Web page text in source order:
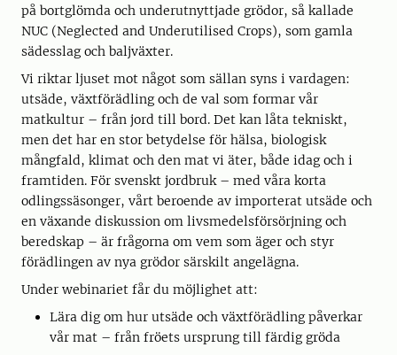
på bortglömda och underutnyttjade grödor, så kallade
NUC (Neglected and Underutilised Crops), som gamla
sädesslag och baljväxter.
Vi riktar ljuset mot något som sällan syns i vardagen:
utsäde, växtförädling och de val som formar vår
matkultur – från jord till bord. Det kan låta tekniskt,
men det har en stor betydelse för hälsa, biologisk
mångfald, klimat och den mat vi äter, både idag och i
framtiden. För svenskt jordbruk – med våra korta
odlingssäsonger, vårt beroende av importerat utsäde och
en växande diskussion om livsmedelsförsörjning och
beredskap – är frågorna om vem som äger och styr
förädlingen av nya grödor särskilt angelägna.
Under webinariet får du möjlighet att:
Lära dig om hur utsäde och växtförädling påverkar
vår mat – från fröets ursprung till färdig gröda